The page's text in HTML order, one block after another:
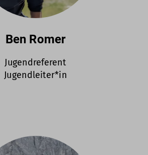
Ben Romer
Jugendreferent
Jugendleiter*in